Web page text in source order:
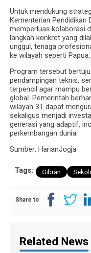
Untuk mendukung
Kementerian Pendidikan
memperluas kolaborasi
langkah konkret yang
unggul, tenaga
ke wilayah seperti
Program tersebut
pendampingan teknis,
terpencil agar mampu
global. Pemerintah
wilayah 3T dapat
sekaligus menjadi
generasi yang adaptif,
perkembangan dunia.
Sumber: HarianJogja
Tags: Gibran
Share to
Related News